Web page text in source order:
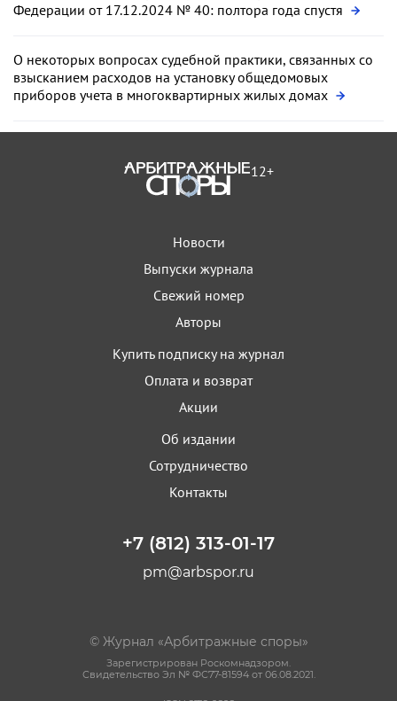
Федерации от 17.12.2024 № 40: полтора года спустя
О некоторых вопросах судебной практики, связанных со
взысканием расходов на установку общедомовых
приборов учета в многоквартирных жилых домах
12+
Новости
Выпуски журнала
Свежий номер
Авторы
Купить подписку на журнал
Оплата и возврат
Акции
Об издании
Сотрудничество
Контакты
+7 (812) 313-01-17
pm@arbspor.ru
© Журнал «Арбитражные споры»
Зарегистрирован Роскомнадзором.
Свидетельство Эл № ФС77-81594 от 06.08.2021.